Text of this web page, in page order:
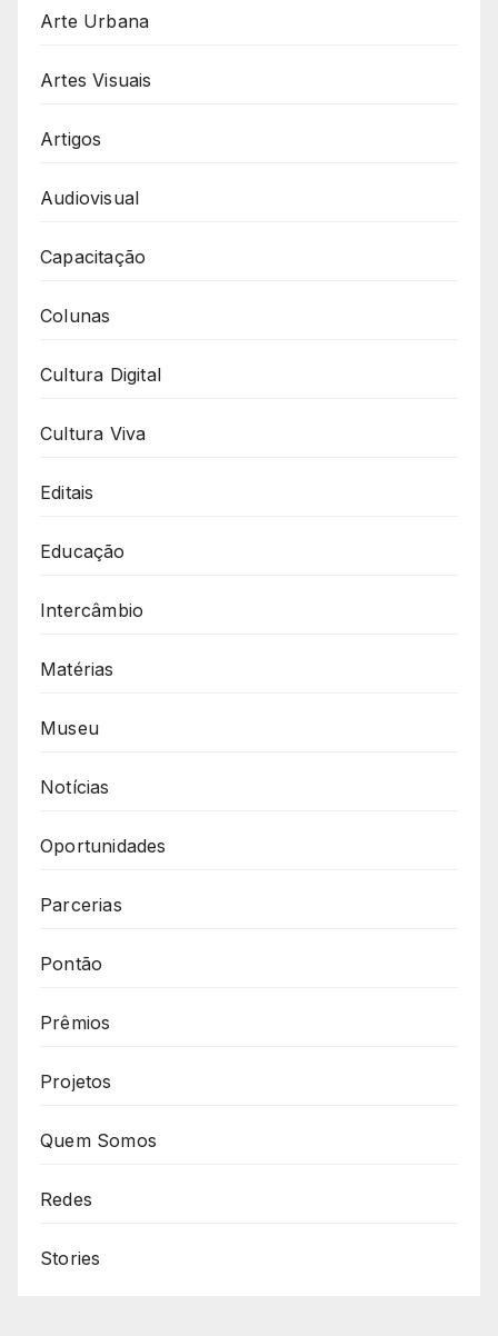
Arte Urbana
Artes Visuais
Artigos
Audiovisual
Capacitação
Colunas
Cultura Digital
Cultura Viva
Editais
Educação
Intercâmbio
Matérias
Museu
Notícias
Oportunidades
Parcerias
Pontão
Prêmios
Projetos
Quem Somos
Redes
Stories